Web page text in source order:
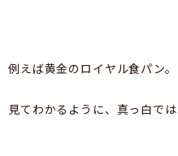
例えば黄金のロイヤル食パン。
見てわかるように、真っ白では